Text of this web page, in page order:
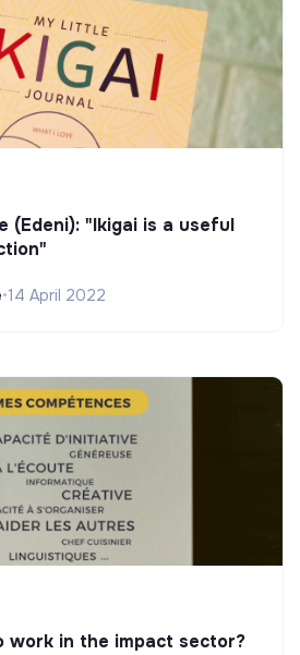
(Edeni): "Ikigai is a useful
•14 April 2022
work in the impact sector?